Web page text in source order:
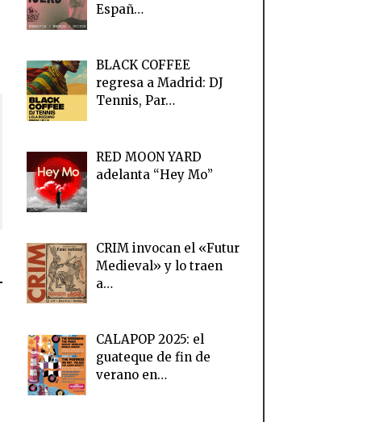
Españ…
BLACK COFFEE
regresa a Madrid: DJ
Tennis, Par…
RED MOON YARD
adelanta “Hey Mo”
CRIM invocan el «Futur
Medieval» y lo traen
a…
CALAPOP 2025: el
guateque de fin de
verano en…